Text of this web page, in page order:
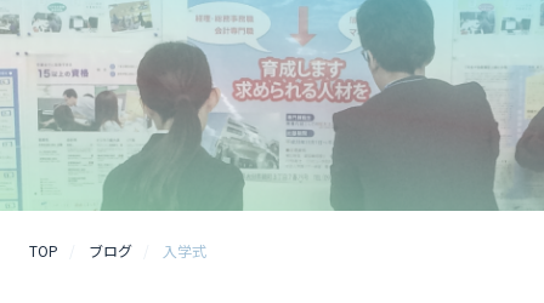
TOP ブログ 入学式